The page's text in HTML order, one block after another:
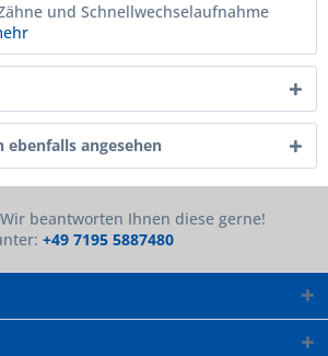
und Schnellwechselaufnahme
ebenfalls angesehen
Wir beantworten Ihnen diese gerne!
+49 7195 5887480